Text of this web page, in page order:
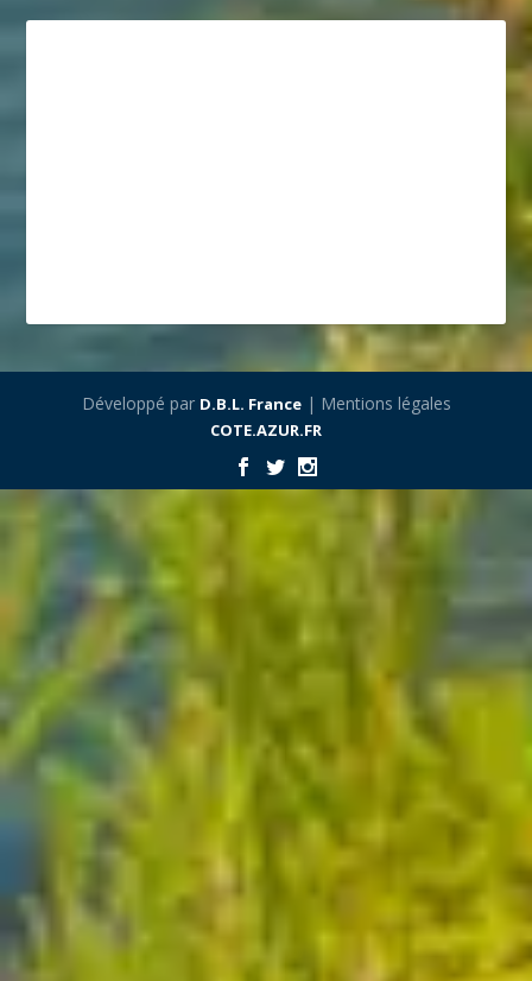
Développé par D.B.L. France| Mentions légales
COTE.AZUR.FR